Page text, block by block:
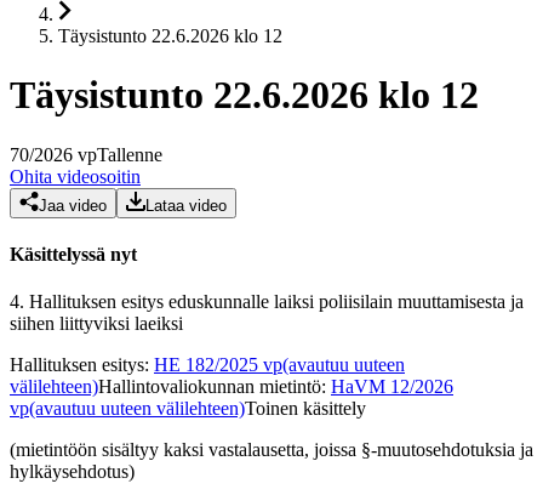
Täysistunto 22.6.2026 klo 12
Täysistunto 22.6.2026 klo 12
70/2026 vpTallenne
Ohita videosoitin
Jaa video Lataa video
Käsittelyssä nyt
4. Hallituksen esitys eduskunnalle laiksi poliisilain muuttamisesta ja
siihen liittyviksi laeiksi
Hallituksen esitys: HE 182/2025 vp(avautuu uuteen
välilehteen)Hallintovaliokunnan mietintö: HaVM 12/2026
vp(avautuu uuteen välilehteen)Toinen käsittely
(mietintöön sisältyy kaksi vastalausetta, joissa §-muutosehdotuksia ja
hylkäysehdotus)